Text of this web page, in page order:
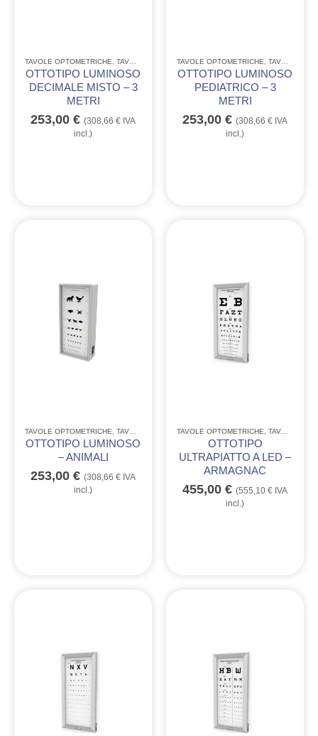
TAVOLE OPTOMETRICHE TAVOLE OPTOMETRICHE LUMINOSE E NON
OTTOTIPO LUMINOSO
DECIMALE MISTO – 3
METRI
253,00 € (308,66 € IVA
incl.)
TAVOLE OPTOMETRICHE TAVOLE OPTOMETRICHE LUMINOSE E NON
OTTOTIPO LUMINOSO
PEDIATRICO – 3
METRI
253,00 € (308,66 € IVA
incl.)
TAVOLE OPTOMETRICHE TAVOLE OPTOMETRICHE LUMINOSE E NON
OTTOTIPO LUMINOSO
– ANIMALI
253,00 € (308,66 € IVA
incl.)
TAVOLE OPTOMETRICHE TAVOLE OPTOMETRICHE A LED ULTRAPIATTE
OTTOTIPO
ULTRAPIATTO A LED –
ARMAGNAC
455,00 € (555,10 € IVA
incl.)